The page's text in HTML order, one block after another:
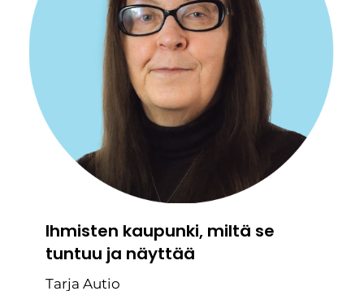
Ihmisten kaupunki, miltä se
tuntuu ja näyttää
Tarja Autio